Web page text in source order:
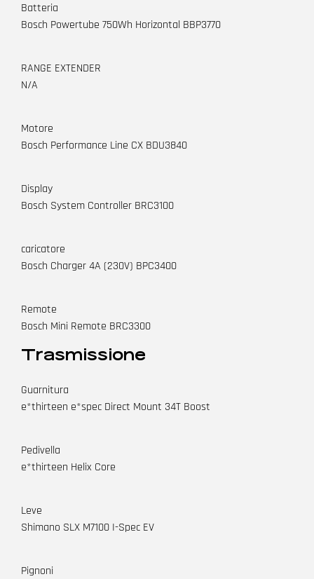
Batteria
Bosch Powertube 750Wh Horizontal BBP3770
RANGE EXTENDER
N/A
Motore
Bosch Performance Line CX BDU3840
Display
Bosch System Controller BRC3100
caricatore
Bosch Charger 4A (230V) BPC3400
Remote
Bosch Mini Remote BRC3300
Trasmissione
Guarnitura
e*thirteen e*spec Direct Mount 34T Boost
Pedivella
e*thirteen Helix Core
Leve
Shimano SLX M7100 I-Spec EV
Pignoni